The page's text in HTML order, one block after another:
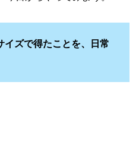
イズで得たことを、日常